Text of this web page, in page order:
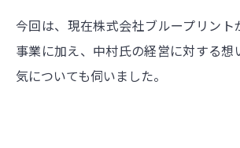
今回は、現在株式会社ブループリント
事業に加え、中村氏の経営に対する想
気についても伺いました。